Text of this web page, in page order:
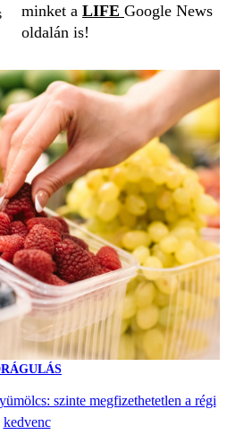
minket a LIFE Google News
oldalán is!
szinte megfizethetetlen a régi
kedvenc